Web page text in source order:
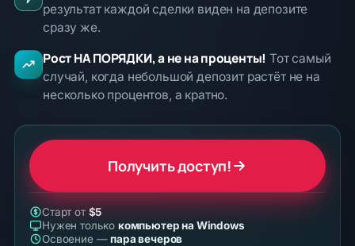
результат каждой сделки виден на депозите
сразу же.
Рост НА ПОРЯДКИ, а не на проценты! Тот самый
случай, когда небольшой депозит растёт не на
несколько процентов, а кратно.
Получить доступ!
Старт от $5
Нужен только компьютер на Windows
Освоение —пара вечеров